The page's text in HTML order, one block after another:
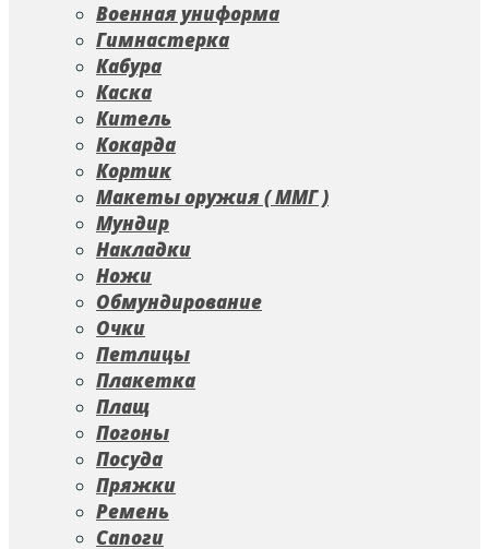
Военная униформа
Гимнастерка
Кабура
Каска
Китель
Кокарда
Кортик
Макеты оружия ( ММГ )
Мундир
Накладки
Ножи
Обмундирование
Очки
Петлицы
Плакетка
Плащ
Погоны
Посуда
Пряжки
Ремень
Сапоги